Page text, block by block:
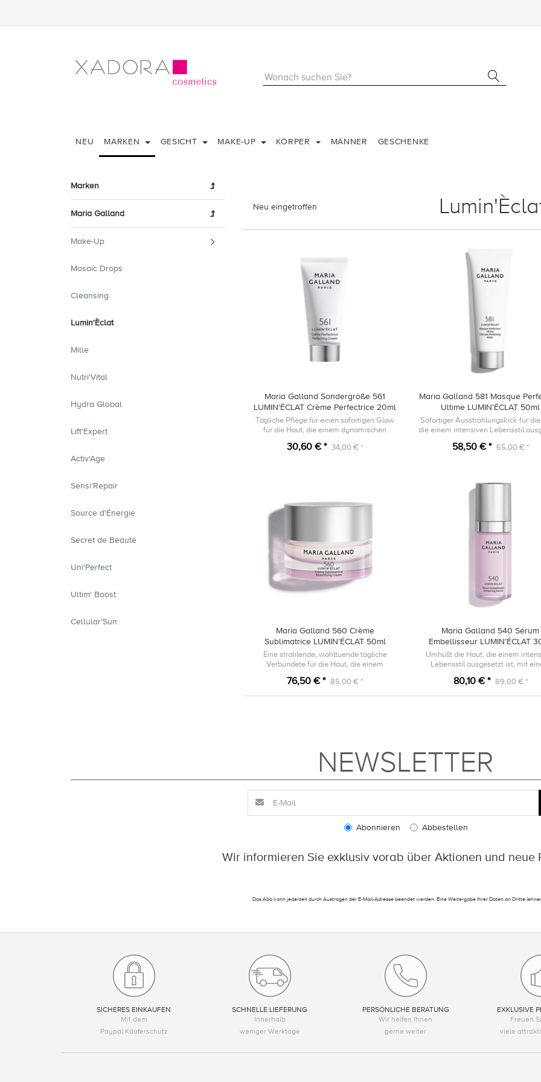
NEU MARKEN GESICHT MAKE-UP KÖRPER MÄNNER GESCHENKE
Marken
Maria Galland
Make-Up
Mosaic Drops
Cleansing
Lumin'Èclat
Mille
Nutri'Vital
Hydra Global
Lift'Expert
Activ'Age
Sensi’Repair
Source d'Énergie
Secret de Beauté
Uni'Perfect
Ultim' Boost
Cellular'Sun
Neu eingetroffen
Maria Galland Sondergröße 561
LUMIN’ÉCLAT Crème Perfectrice 20ml
Tägliche Pflege für einen sofortigen Glow
für die Haut, die einem dynamischen
30,60 € * 34,00 € *
Maria Galland 581 Masque
Ultime LUMIN’ÉCLAT 50ml
Sofortiger Ausstrahlungskick für
die einem intensiven Lebensstil
58,50 € * 65,00 € *
Maria Galland 560 Crème
Sublimatrice LUMIN’ÉCLAT 50ml
Eine strahlende, wohltuende tägliche
Verbündete für die Haut, die einem
76,50 € * 85,00 € *
Maria Galland 540 Sérum
Embellisseur LUMIN’ÉCLAT
Umhüllt die Haut, die einem
Lebensstil ausgesetzt ist, mit
80,10 € * 89,00 € *
NEWSLETTER
Abonnieren Abbestellen
Wir informieren Sie exklusiv vorab über Aktionen und neue
Das Abo kann jederzeit durch Austragen der E-Mail-Adresse beendet werden. Eine Weitergabe Ihrer Daten an Dritte
SICHERES EINKAUFEN
Mit dem
Paypal Käuferschutz
SCHNELLE LIEFERUNG
Innerhalb
weniger Werktage
PERSÖNLICHE BERATUNG
Wir helfen Ihnen
gerne weiter
EXKLUSIVE
Freuen
viele